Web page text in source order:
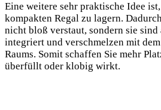
Eine weitere sehr praktische Idee
kompakten ‍Regal zu lagern.
nicht bloß verstaut, sondern sie
integriert und verschmelzen⁢ mit
​Raums. Somit schaffen ‌Sie mehr
überfüllt oder⁤ klobig wirkt.